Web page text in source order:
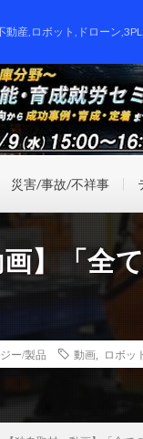
動産,ロボット,ドローン
災害/事故/不祥事
画】「全
ー/製品 動画 ロボッ